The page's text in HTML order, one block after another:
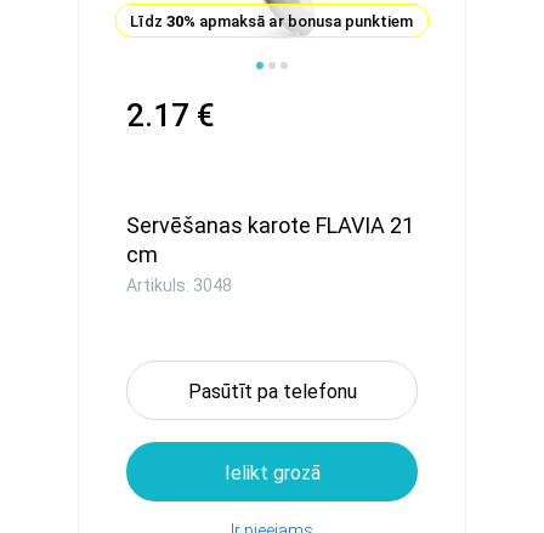
Līdz 30% apmaksā ar bonusa punktiem
2.17 €
Servēšanas karote FLAVIA 21
cm
Artikuls: 3048
Pasūtīt pa telefonu
Ielikt grozā